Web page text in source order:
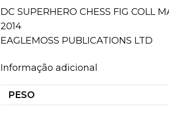
DC SUPERHERO CHESS FIG COLL
2014
EAGLEMOSS PUBLICATIONS LTD
Informação adicional
PESO